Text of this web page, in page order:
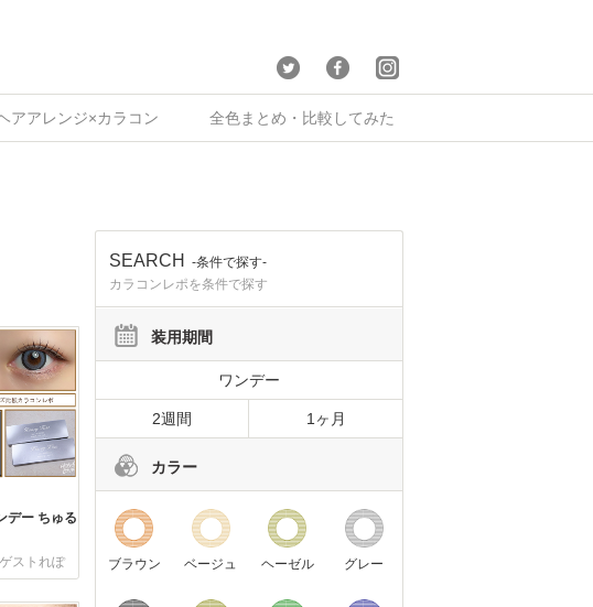
アアレンジ×カラコン 全色まとめ・比較してみた
デー ちゅる
ゲストれぽ
SEARCH
-条件で探す-
カラコンレポを条件で探す
装用期間
ワンデー
2週間 1ヶ月
カラー
ブラウン ベージュ ヘーゼル グレー